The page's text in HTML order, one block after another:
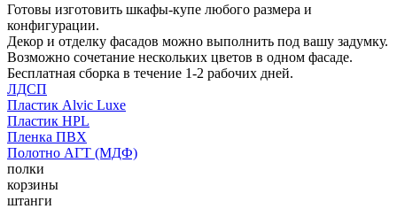
Готовы изготовить шкафы-купе любого размера и
конфигурации.
Декор и отделку фасадов можно выполнить под вашу задумку.
Возможно сочетание нескольких цветов в одном фасаде.
Бесплатная сборка в течение 1-2 рабочих дней.
ЛДСП
Пластик Alvic Luxe
Пластик HPL
Пленка ПВХ
Полотно АГТ (МДФ)
полки
корзины
штанги